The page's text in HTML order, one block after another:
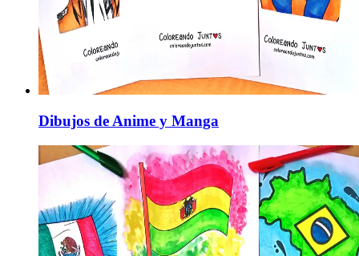
Dibujos de Anime y Manga